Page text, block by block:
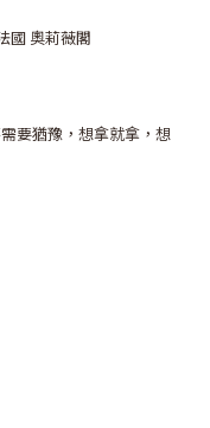
要猶豫，想拿就拿，想